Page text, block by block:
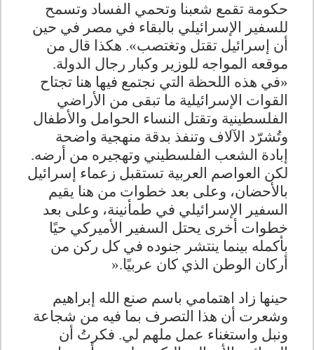
حكومة تقمع شعبنا وتحمي الفساد وتسمح
للسفير الإسرائيلي بالبقاء في مصر في حين
أن إسرائيل تقتل وتغتصب». هكذا قال من
موقعه المواجه للوزير وكبار رجال الدولة.
«في هذه اللحظة التي نجتمع فيها هنا تجتاح
القوات الإسرائيلية ما تبقى من الأراضي
الفلسطينية وتقتل النساء الحوامل والأطفال
وتُشرّد الآلاف وتنفذ بدقة منهجية واضحة
إبادة الشعب الفلسطيني وتهجيره من أرضه.
لكن العواصم العربية تستقبل زعماء إسرائيل
بالأحضان، وعلى بعد خطوات من هنا يقيم
السفير الإسرائيلي في طمأنينة، وعلى بعد
خطوات أخرى يحتل السفير الأميركي حيًا
بأكمله بينما ينتشر جنوده في كل ركن من
أركان الوطن الذي كان عربيًا».
حينها زاد اهتمامي باسم صنع الله إبراهيم
وشعرت أن هذا التصرف بما فيه من شجاعة
ونبل واستغناء عمل ملهم لي. فكرتُ أن